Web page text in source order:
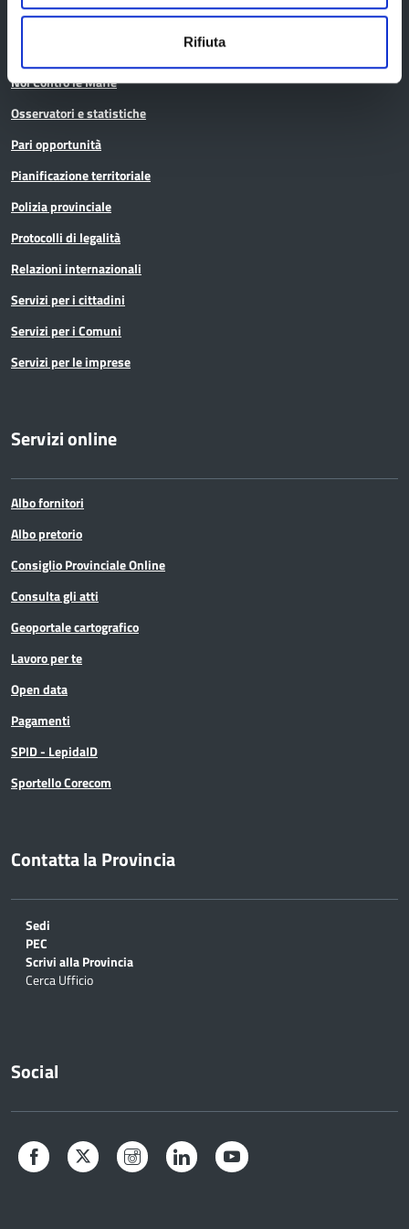
Rifiuta
Infrastrutture, mobilità e trasporti
Noi Contro le Mafie
Osservatori e statistiche
Pari opportunità
Pianificazione territoriale
Polizia provinciale
Protocolli di legalità
Relazioni internazionali
Servizi per i cittadini
Servizi per i Comuni
Servizi per le imprese
Servizi online
Albo fornitori
Albo pretorio
Consiglio Provinciale Online
Consulta gli atti
Geoportale cartografico
Lavoro per te
Open data
Pagamenti
SPID - LepidaID
Sportello Corecom
Contatta la Provincia
Sedi
PEC
Scrivi alla Provincia
Cerca Ufficio
Social
Facebook Twitter Instagram LinkedIn